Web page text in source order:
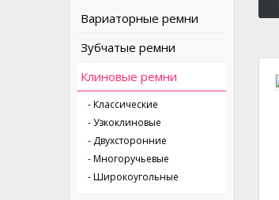
Вариаторные ремни
Зубчатые ремни
Клиновые ремни
- Классические
- Узкоклиновые
- Двухсторонние
- Многоручьевые
- Широкоугольные